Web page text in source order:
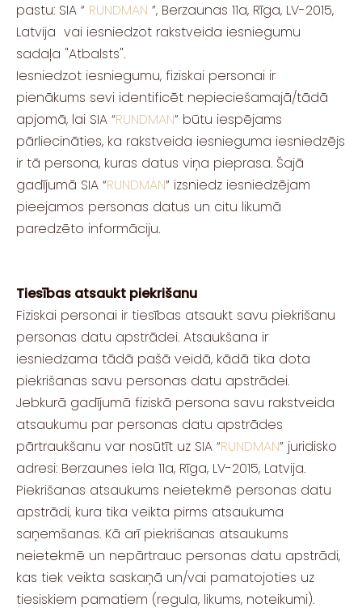
pastu: SIA “ RUNDMAN ”, Berzaunas 11a, Rīga, LV-2015,
Latvija vai iesniedzot rakstveida iesniegumu
sadaļa "Atbalsts".
Iesniedzot iesniegumu, fiziskai personai ir
pienākums sevi identificēt nepieciešamajā/tādā
apjomā, lai SIA “RUNDMAN” būtu iespējams
pārliecināties, ka rakstveida iesnieguma iesniedzējs
ir tā persona, kuras datus viņa pieprasa. Šajā
gadījumā SIA “RUNDMAN” izsniedz iesniedzējam
pieejamos personas datus un citu likumā
paredzēto informāciju.
Tiesības atsaukt piekrišanu
Fiziskai personai ir tiesības atsaukt savu piekrišanu
personas datu apstrādei. Atsaukšana ir
iesniedzama tādā pašā veidā, kādā tika dota
piekrišanas savu personas datu apstrādei.
Jebkurā gadījumā fiziskā persona savu rakstveida
atsaukumu par personas datu apstrādes
pārtraukšanu var nosūtīt uz SIA “RUNDMAN” juridisko
adresi: Berzaunes iela 11a, Rīga, LV-2015, Latvija.
Piekrišanas atsaukums neietekmē personas datu
apstrādi, kura tika veikta pirms atsaukuma
saņemšanas. Kā arī piekrišanas atsaukums
neietekmē un nepārtrauc personas datu apstrādi,
kas tiek veikta saskaņā un/vai pamatojoties uz
tiesiskiem pamatiem (regula, likums, noteikumi).